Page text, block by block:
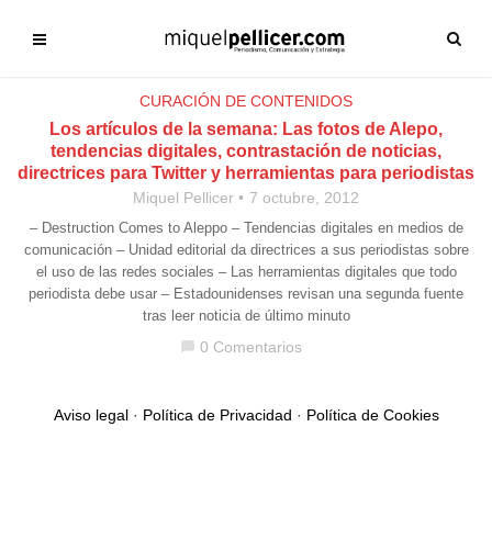
CURACIÓN DE CONTENIDOS
Los artículos de la semana: Las fotos de Alepo,
tendencias digitales, contrastación de noticias,
directrices para Twitter y herramientas para periodistas
Miquel Pellicer 7 octubre, 2012
– Destruction Comes to Aleppo – Tendencias digitales en medios de
comunicación – Unidad editorial da directrices a sus periodistas sobre
el uso de las redes sociales – Las herramientas digitales que todo
periodista debe usar – Estadounidenses revisan una segunda fuente
tras leer noticia de último minuto
chat_bubble 0 Comentarios
Aviso legal· Política de Privacidad · Política de Cookies